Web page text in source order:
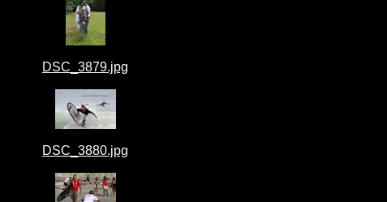
DSC_3879.jpg
DSC_3880.jpg